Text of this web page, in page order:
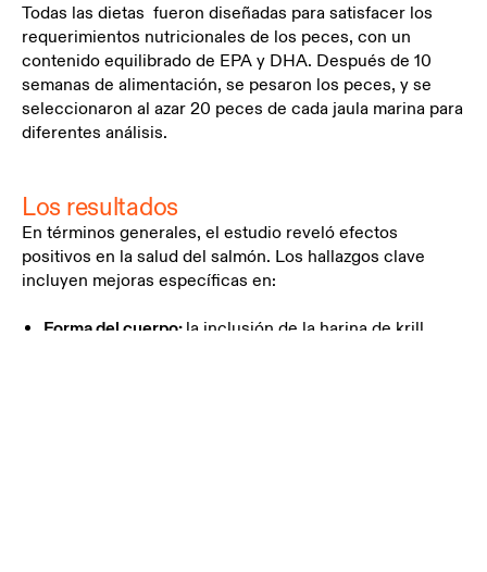
Todas las dietas fueron diseñadas para satisfacer los
requerimientos nutricionales de los peces, con un
contenido equilibrado de EPA y DHA. Después de 10
semanas de alimentación, se pesaron los peces, y se
seleccionaron al azar 20 peces de cada jaula marina para
diferentes análisis.
Los resultados
En términos generales, el estudio reveló efectos
positivos en la salud del salmón. Los hallazgos clave
incluyen mejoras específicas en:
Forma del cuerpo: la inclusión de la harina de krill